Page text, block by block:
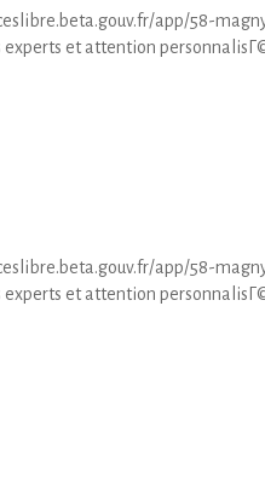
app/58-
et attention
app/58-
et attention